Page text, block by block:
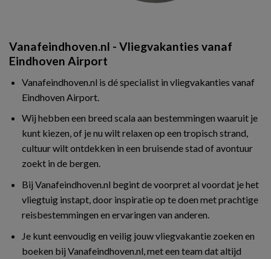
Vanafeindhoven.nl - Vliegvakanties vanaf
Eindhoven Airport
Vanafeindhoven.nl is dé specialist in vliegvakanties vanaf
Eindhoven Airport.
Wij hebben een breed scala aan bestemmingen waaruit je
kunt kiezen, of je nu wilt relaxen op een tropisch strand,
cultuur wilt ontdekken in een bruisende stad of avontuur
zoekt in de bergen.
Bij Vanafeindhoven.nl begint de voorpret al voordat je het
vliegtuig instapt, door inspiratie op te doen met prachtige
reisbestemmingen en ervaringen van anderen.
Je kunt eenvoudig en veilig jouw vliegvakantie zoeken en
boeken bij Vanafeindhoven.nl, met een team dat altijd